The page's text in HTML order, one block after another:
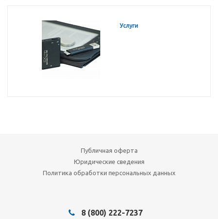
Услуги
Публичная оферта
Юридические сведения
Политика обработки персональных данных
8 (800) 222-7237